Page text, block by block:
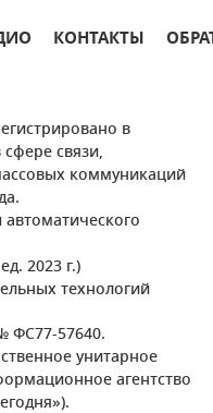
КОНТАКТЫ
в
связи,
коммуникаций
2023 г.)
технологий
ФС77-57640.
унитарное
агентство